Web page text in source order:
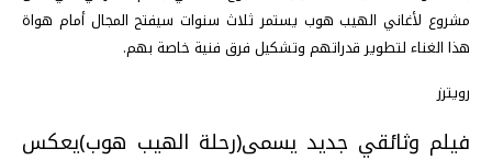
مشروع لأغاني الهيب هوب يستمر ثلاث سنوات سيفتح المجال أمام هواة
هذا الغناء لتطوير قدراتهم وتشكيل فرق فنية خاصة بهم.
رويترز
فيلم وثائقي جديد يسمى(رحلة الهيب هوب)يعكس